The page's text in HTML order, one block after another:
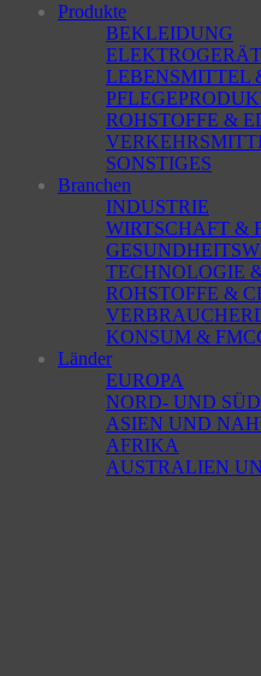
Produkte
BEKLEIDUNG
LEBENSMITTEL
ROHSTOFFE &
SONSTIGES
Branchen
INDUSTRIE
WIRTSCHAFT &
TECHNOLOGIE
ROHSTOFFE &
KONSUM &
Länder
EUROPA
NORD- UND
ASIEN UND
AFRIKA
AUSTRALIEN